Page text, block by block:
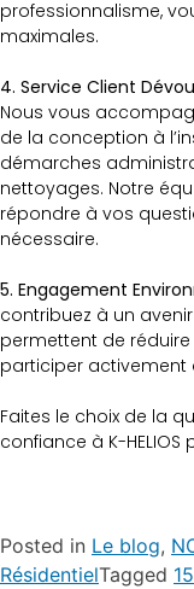
professionnalisme,
maximales.
4. Service Client
Nous vous
de la conception à
démarches
nettoyages. Notre
répondre à vos
nécessaire.
5. Engagement
contribuez à un
permettent de
participer activement
Faites le choix de la
confiance à K-
Posted in Le blog,
RésidentielTagged